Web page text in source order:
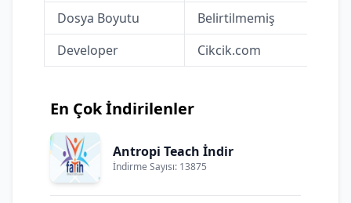
Dosya Boyutu
Belirtilmemiş
Developer
Cikcik.com
En Çok İndirilenler
Antropi Teach İndir
İndirme Sayısı: 13875